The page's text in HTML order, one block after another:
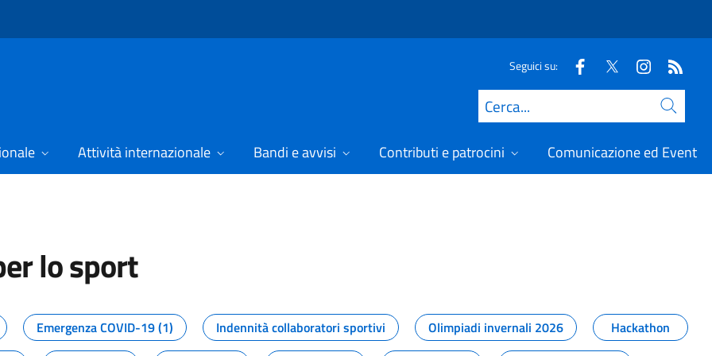
Seguici su:
Cerca
Attività internazionale Bandi e avvisi Contributi e patrocini Comunicazione ed Eventi
lo sport
dal Dipartimento per lo sport
Emergenza COVID-19 (1) Indennità collaboratori sportivi Olimpiadi invernali 2026
Hackathon